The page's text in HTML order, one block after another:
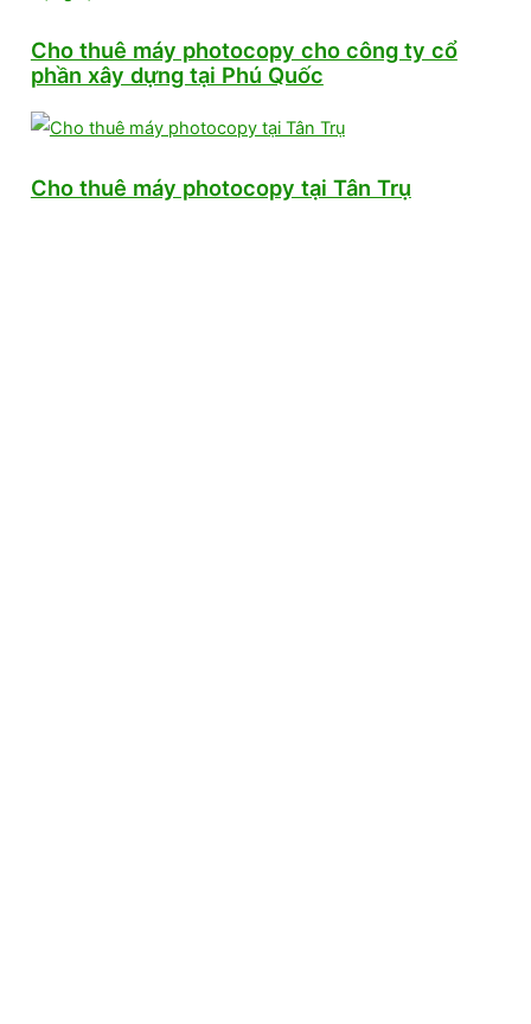
Cho thuê máy photocopy cho công ty cổ
phần xây dựng tại Phú Quốc
Cho thuê máy photocopy tại Tân Trụ